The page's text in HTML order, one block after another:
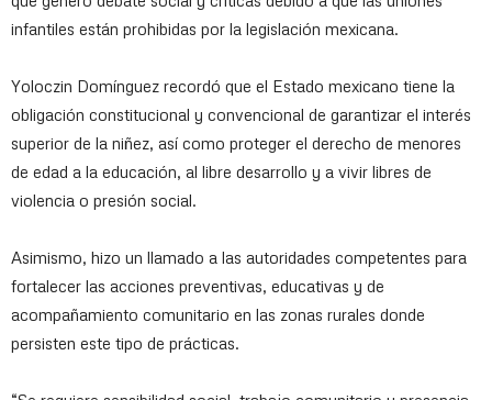
infantiles están prohibidas por la legislación mexicana.
Yoloczin Domínguez recordó que el Estado mexicano tiene la
obligación constitucional y convencional de garantizar el interés
superior de la niñez, así como proteger el derecho de menores
de edad a la educación, al libre desarrollo y a vivir libres de
violencia o presión social.
Asimismo, hizo un llamado a las autoridades competentes para
fortalecer las acciones preventivas, educativas y de
acompañamiento comunitario en las zonas rurales donde
persisten este tipo de prácticas.